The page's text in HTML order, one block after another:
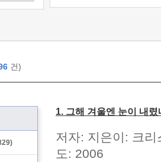
건)
1. 그해 겨울엔 눈이 내렸
저자: 지은이: 크
도: 2006